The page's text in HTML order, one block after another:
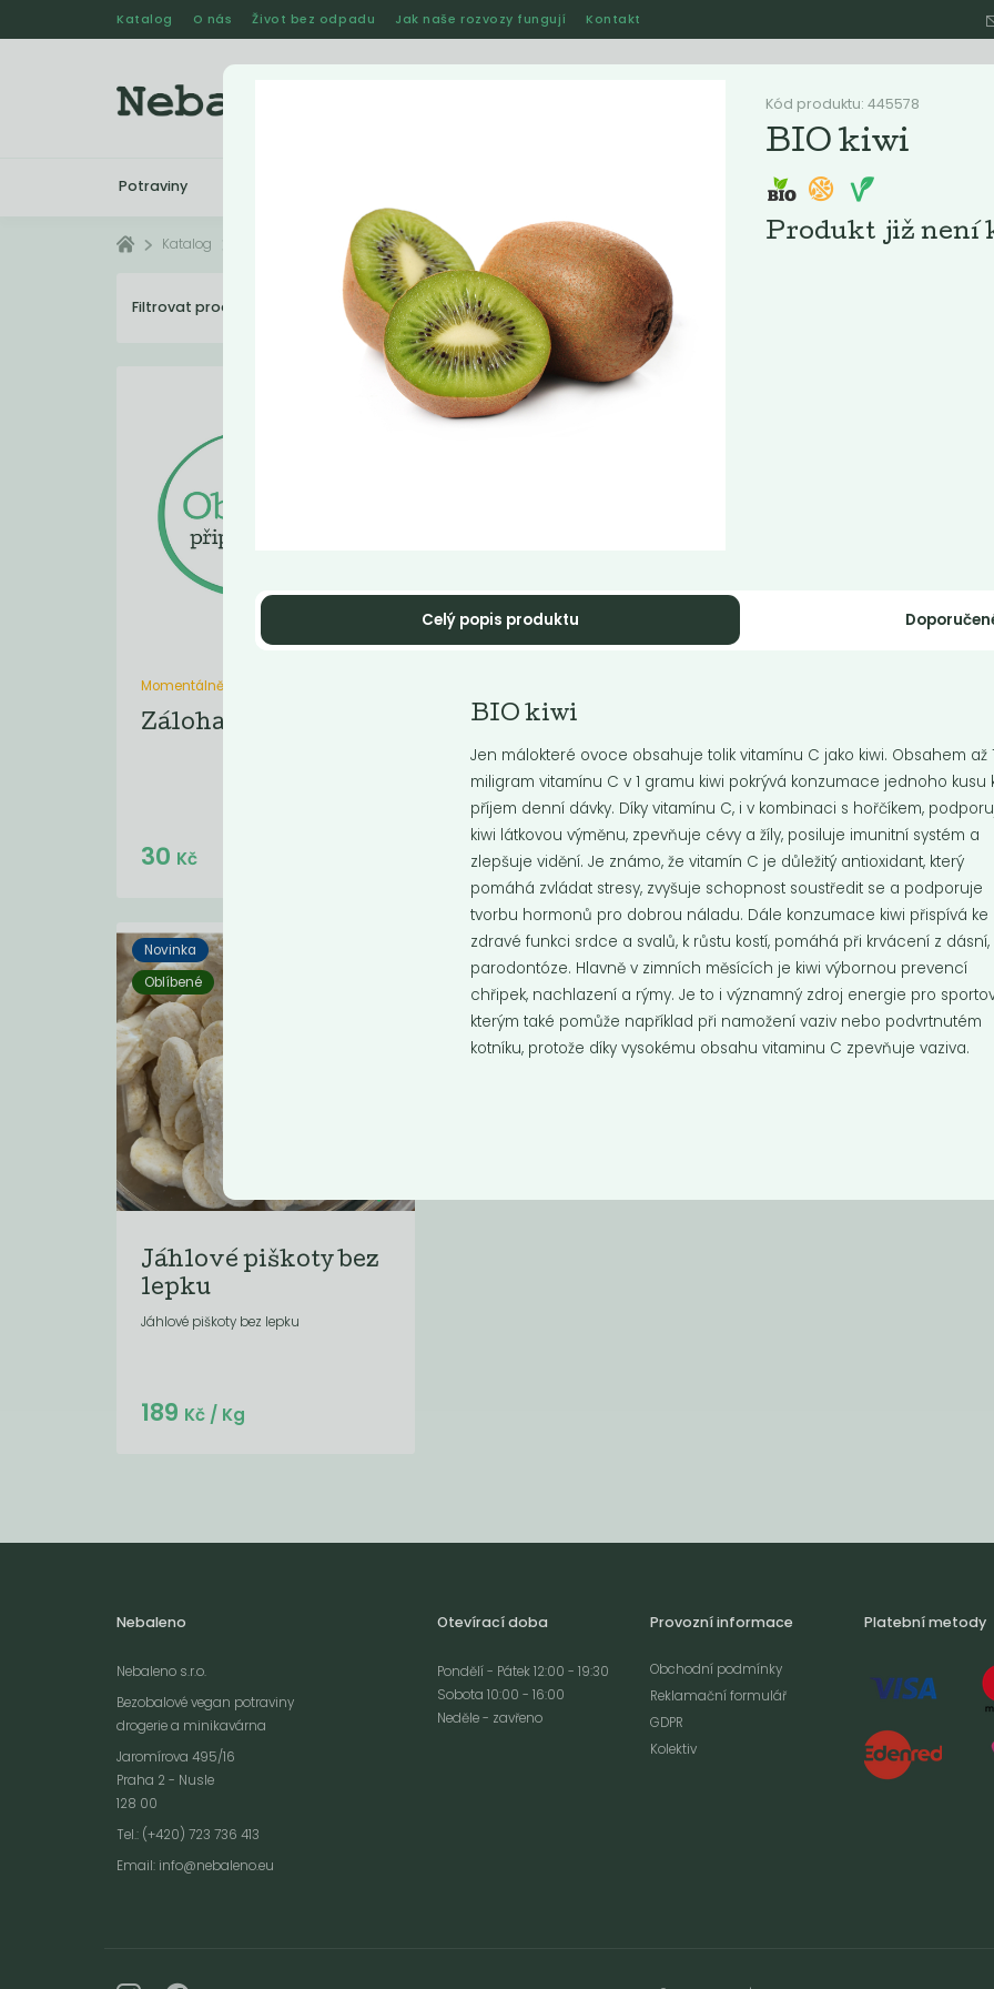
Katalog O nás Život bez odpadu Jak naše rozvozy fungují Kontakt
Potraviny Jak naše rozvozy
Katalog
Filtrovat produkty 4 Doporučené Nejlevnější
Momentálně nedostupné
Záloha Nebaleno
30 Kč
Hummus s uzenou
Hummus s uzenou paprikou, 140 g
Do košíku:
45Kč
Hummus s česnekem, 140 g
Do košíku:
45Kč
Novinka
Oblíbené
Jáhlové piškoty bez
lepku
Jáhlové piškoty bez lepku
Do košíku:
189 Kč/ Kg
Nebaleno
Nebaleno s.r.o.
Bezobalové vegan potraviny
drogerie a minikavárna
Jaromírova 495/16
Praha 2 - Nusle
128 00
Tel.: (+420) 723 736 413
Email: info@nebaleno.eu
Otevírací doba
Pondělí - Pátek 12:00 - 19:30
Sobota 10:00 - 16:00
Neděle - zavřeno
Provozní informace
Obchodní podmínky
Reklamační formulář
GDPR
Kolektiv
Platební metody
Kód produktu: 445578
BIO kiwi
Produkt již není
Celý popis produktu
BIO kiwi
Jen málokteré ovoce obsahuje tolik vitamínu C jako kiwi. Obsahem až
miligram vitamínu C v 1 gramu kiwi pokrývá konzumace jednoho kusu
příjem denní dávky. Díky vitamínu C, i v kombinaci s hořčíkem,
kiwi látkovou výměnu, zpevňuje cévy a žíly, posiluje imunitní systém a
zlepšuje vidění. Je známo, že vitamín C je důležitý antioxidant, který
pomáhá zvládat stresy, zvyšuje schopnost soustředit se a podporuje
tvorbu hormonů pro dobrou náladu. Dále konzumace kiwi přispívá ke
zdravé funkci srdce a svalů, k růstu kostí, pomáhá při krvácení z dásní,
parodontóze. Hlavně v zimních měsících je kiwi výbornou prevencí
chřipek, nachlazení a rýmy. Je to i významný zdroj energie pro
kterým také pomůže například při namožení vaziv nebo podvrtnutém
kotníku, protože díky vysokému obsahu vitaminu C zpevňuje vaziva.
Webové stránky používají k poskytování služeb, personalizaci reklam a analýze
údajů o vašem chování na webu pro zobrazení cílené reklamy. Personalizaci a cílenou